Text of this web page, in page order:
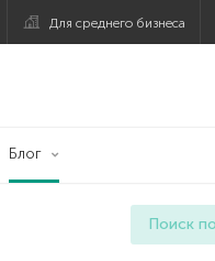
Для среднего бизнеса
Блог